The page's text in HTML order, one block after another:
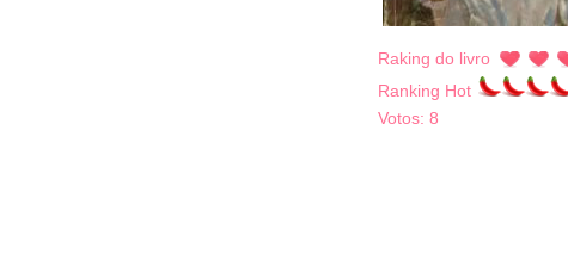
Raking do livro
Ranking Hot
Votos: 8